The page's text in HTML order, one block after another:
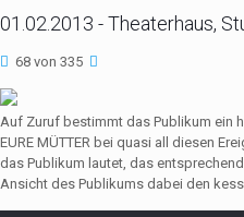
01.02.2013 - Theaterhaus,
68 von 335
Auf Zuruf bestimmt das Publikum ein
EURE MÜTTER bei quasi all diesen
das Publikum lautet, das
Ansicht des Publikums dabei den